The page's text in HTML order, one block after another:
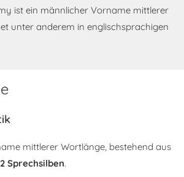
ist ein männlicher Vorname mittlerer
unter anderem in englischsprachigen
mittlerer Wortlänge, bestehend aus
2 Sprechsilben.